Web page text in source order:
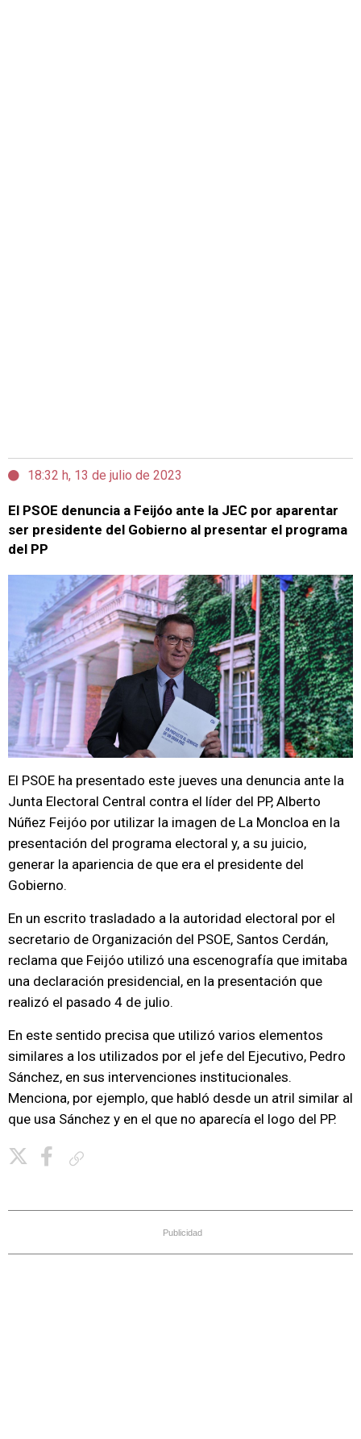
18:32 h, 13 de julio de 2023
El PSOE denuncia a Feijóo ante la JEC por aparentar
ser presidente del Gobierno al presentar el programa
del PP
El PSOE ha presentado este jueves una denuncia ante la
Junta Electoral Central contra el líder del PP, Alberto
Núñez Feijóo por utilizar la imagen de La Moncloa en la
presentación del programa electoral y, a su juicio,
generar la apariencia de que era el presidente del
Gobierno.
En un escrito trasladado a la autoridad electoral por el
secretario de Organización del PSOE, Santos Cerdán,
reclama que Feijóo utilizó una escenografía que imitaba
una declaración presidencial, en la presentación que
realizó el pasado 4 de julio.
En este sentido precisa que utilizó varios elementos
similares a los utilizados por el jefe del Ejecutivo, Pedro
Sánchez, en sus intervenciones institucionales.
Menciona, por ejemplo, que habló desde un atril similar al
que usa Sánchez y en el que no aparecía el logo del PP.
Publicidad